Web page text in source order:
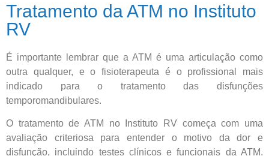
Tratamento da ATM no Instituto
RV
É importante lembrar que a ATM é uma articulação como
outra qualquer, e o fisioterapeuta é o profissional mais
indicado para o tratamento das disfunções
temporomandibulares.
O tratamento de ATM no Instituto RV começa com uma
avaliação criteriosa para entender o motivo da dor e
disfunção, incluindo testes clínicos e funcionais da ATM.